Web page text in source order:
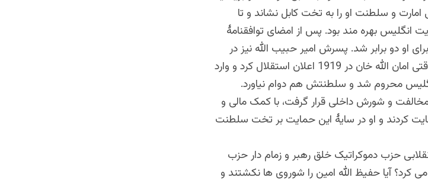
و سلطنت او را به تخت کابل نشاند و تا
بهره مند بود. پس از امضای توافقنامۀ
او دو برابر شد. پسرش امیر حبیب الله نیز در
سایۀ این کمک انگلیس سلطنت کرد. وقتی امان الله خان در 1919 اعلان استقلال کرد و وارد
محروم شد و سلطنتش هم دوام نیاورد.
و شورش داخلی قرار گرفت، با کمک مالی و
کردند و او در سایۀ این حمایت بر تخت سلطنت
حزب دموکراتیک خلق رهبر و زمام دار حزب
کرد؟ آیا حفیظ الله امین را شوروی ها نکشتند و